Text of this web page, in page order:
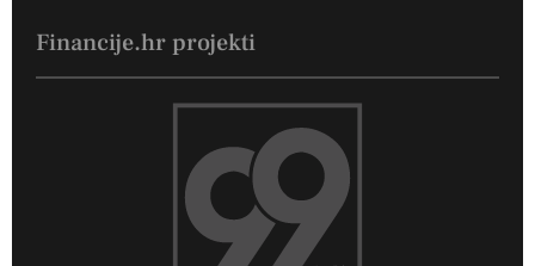
Financije.hr projekti